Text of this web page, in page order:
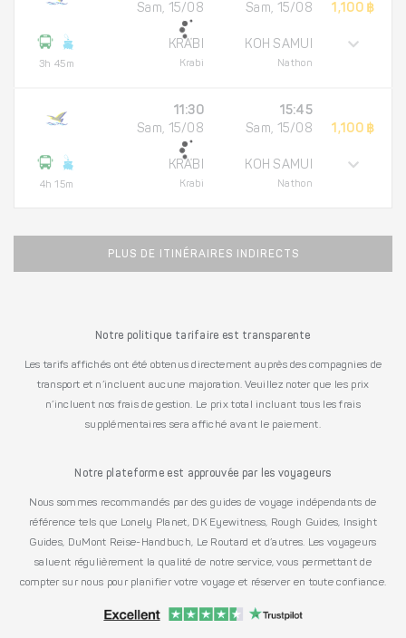
3h 45m
Sam, 15/08
KRABI
Krabi
Sam, 15/08
KOH SAMUI
Nathon
1,100 ฿
4h 15m
11:30
Sam, 15/08
KRABI
Krabi
15:45
Sam, 15/08
KOH SAMUI
Nathon
1,100 ฿
PLUS DE ITINÉRAIRES INDIRECTS
Notre politique tarifaire est transparente
Les tarifs affichés ont été obtenus directement auprès des compagnies de
transport et n’incluent aucune majoration. Veuillez noter que les prix
n’incluent nos frais de gestion. Le prix total incluant tous les frais
supplémentaires sera affiché avant le paiement.
Notre plateforme est approuvée par les voyageurs
Nous sommes recommandés par des guides de voyage indépendants de
référence tels que Lonely Planet, DK Eyewitness, Rough Guides, Insight
Guides, DuMont Reise-Handbuch, Le Routard et d’autres. Les voyageurs
saluent régulièrement la qualité de notre service, vous permettant de
compter sur nous pour planifier votre voyage et réserver en toute confiance.